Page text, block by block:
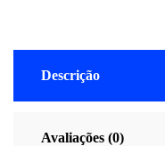
Descrição
Avaliações (0)